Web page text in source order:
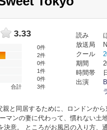
3.33
0件
2件
0件
1件
0件
合計
3件
読み
放送局
クール
期間
時間帯
出演
親と同居するために、ロンドンか
マンの妻に代わって、慣れない土
決意。 ところがお風呂の入り方、